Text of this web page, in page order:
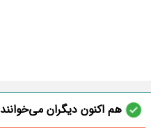
هم اکنون دیگران می‌خوانند